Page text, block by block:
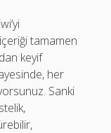
tamamen
keyif
her
Sanki